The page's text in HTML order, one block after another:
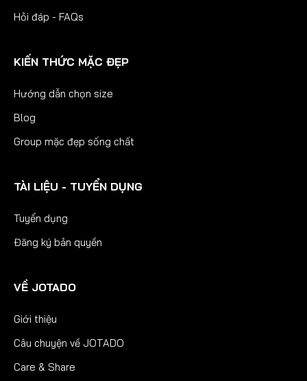
Hỏi đáp - FAQs
KIẾN THỨC MẶC ĐẸP
Hướng dẫn chọn size
Blog
Group mặc đẹp sống chất
TÀI LIỆU - TUYỂN DỤNG
Tuyển dụng
Đăng ký bản quyền
VỀ JOTADO
Giới thiệu
Câu chuyện về JOTADO
Care & Share